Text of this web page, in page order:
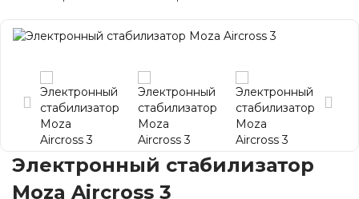
Электронный стабилизатор
Moza Aircross 3